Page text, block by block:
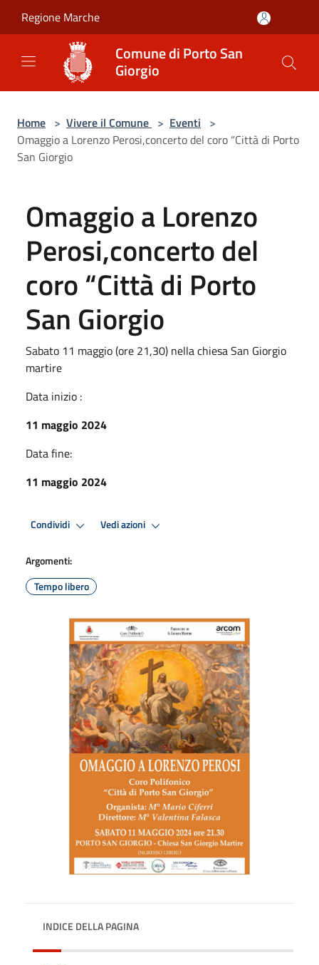
Regione Marche
Comune di Porto San
Giorgio
Home > Vivere il Comune > Eventi >
Omaggio a Lorenzo Perosi,concerto del coro “Città di Porto
San Giorgio
Omaggio a Lorenzo
Perosi,concerto del
coro “Città di Porto
San Giorgio
Sabato 11 maggio (ore 21,30) nella chiesa San Giorgio
martire
Data inizio :
11 maggio 2024
Data fine:
11 maggio 2024
Condividi Vedi azioni
Argomenti:
Tempo libero
INDICE DELLA PAGINA